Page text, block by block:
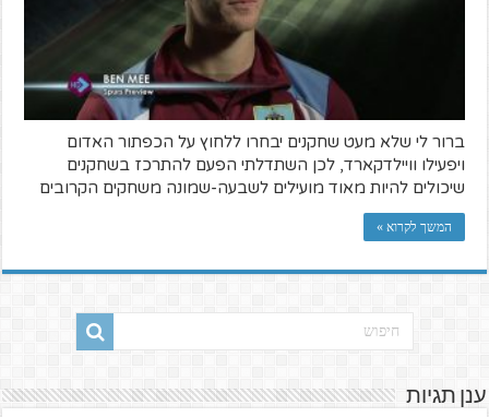
ברור לי שלא מעט שחקנים יבחרו ללחוץ על הכפתור האדום
ויפעילו וויילדקארד, לכן השתדלתי הפעם להתרכז בשחקנים
שיכולים להיות מאוד מועילים לשבעה-שמונה משחקים הקרובים
המשך לקרוא »
ענן תגיות